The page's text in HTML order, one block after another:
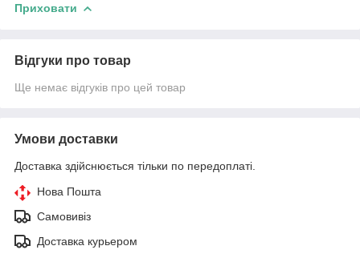
Приховати
Відгуки про товар
Ще немає відгуків про цей товар
Умови доставки
Доставка здійснюється тільки по передоплаті.
Нова Пошта
Самовивіз
Доставка курьером